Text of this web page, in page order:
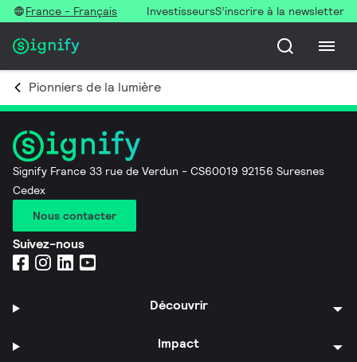
France - Français InvestisseursS’inscrire à la newsletter
Pionniers de la lumière
Signify France 33 rue de Verdun - CS60019 92156 Suresnes
Cedex
Nous contacter
Suivez-nous
Découvrir
Impact